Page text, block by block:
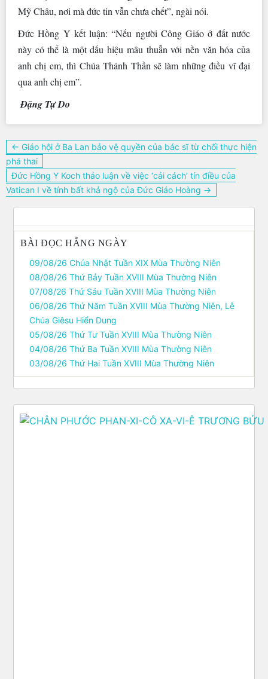
Mỹ Châu, nơi mà đức tin vẫn chưa chết”, ngài nói.
Đức Hồng Y kết luận: “Nếu người Công Giáo ở đất nước
này có thể là một dấu hiệu mâu thuẫn với nền văn hóa của
anh chị em, thì Chúa Thánh Thần sẽ làm những điều vĩ đại
qua anh chị em”.
Đặng Tự Do
Điều
hướng
bài
viết
← Giáo hội ở Ba Lan bảo vệ quyền của bác sĩ từ chối thực hiện
phá thai
Đức Hồng Y Koch thảo luận về việc ‘cải cách’ tín điều của
Vatican I về tính bất khả ngộ của Đức Giáo Hoàng →
BÀI ĐỌC HẰNG NGÀY
09/08/26 Chúa Nhật Tuần XIX Mùa Thường Niên
08/08/26 Thứ Bảy Tuần XVIII Mùa Thường Niên
07/08/26 Thứ Sáu Tuần XVIII Mùa Thường Niên
06/08/26 Thứ Năm Tuần XVIII Mùa Thường Niên, Lễ
Chúa Giêsu Hiển Dung
05/08/26 Thứ Tư Tuần XVIII Mùa Thường Niên
04/08/26 Thứ Ba Tuần XVIII Mùa Thường Niên
03/08/26 Thứ Hai Tuần XVIII Mùa Thường Niên